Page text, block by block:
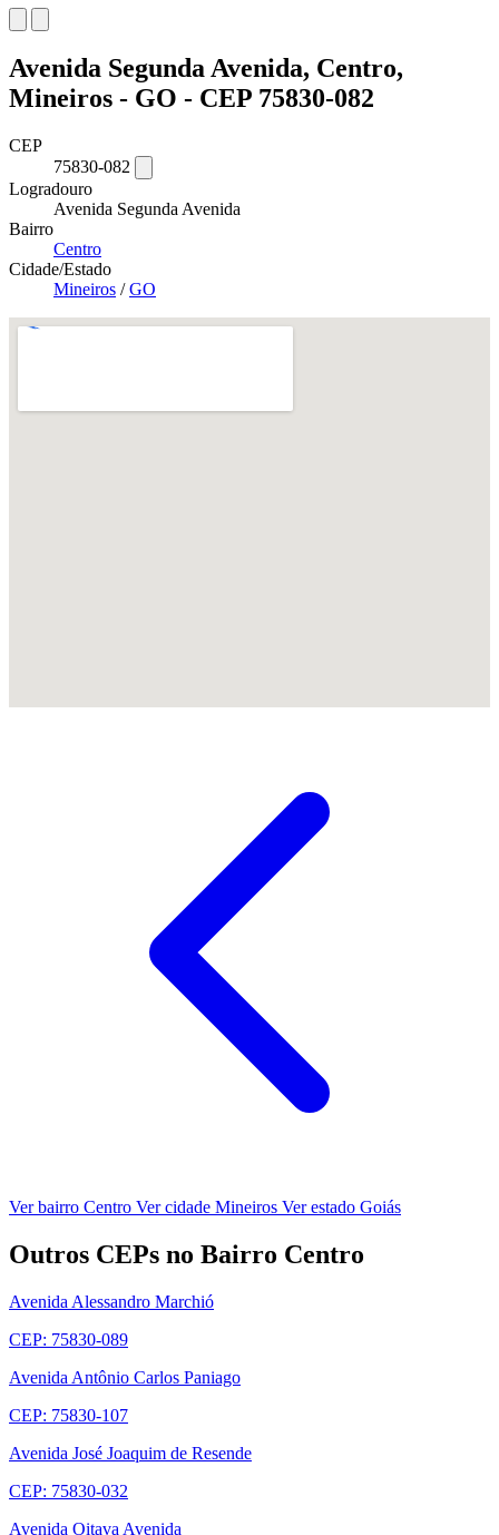
Avenida Segunda Avenida, Centro,
Mineiros - GO - CEP 75830-082
CEP
75830-082
Logradouro
Avenida Segunda Avenida
Bairro
Centro
Cidade/Estado
Mineiros /GO
Ver bairro Centro Ver cidade Mineiros Ver estado Goiás
Outros CEPs no Bairro Centro
Avenida Alessandro Marchió
CEP: 75830-089
Avenida Antônio Carlos Paniago
CEP: 75830-107
Avenida José Joaquim de Resende
CEP: 75830-032
Avenida Oitava Avenida